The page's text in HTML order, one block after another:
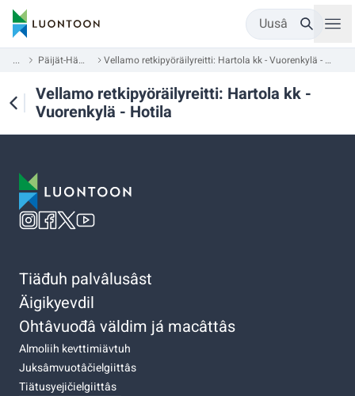
Uusâ
... Päijät-Häme Vellamo retkipyöräilyreitti: Hartola kk - Vuorenkylä - Hotila
Vellamo retkipyöräilyreitti: Hartola kk -
Vuorenkylä - Hotila
Tiäđuh palvâlusâst
Äigikyevdil
Ohtâvuođâ väldim já macâttâs
Almoliih kevttimiävtuh
Juksâmvuotâčielgiittâs
Tiätusyejičielgiittâs